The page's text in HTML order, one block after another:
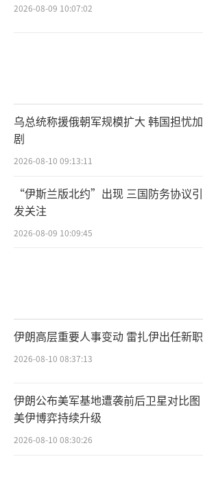
2026-08-09 10:07:02
乌总统称援俄朝军规模扩大 韩国担忧加
剧
2026-08-10 09:13:11
“伊斯兰版北约”出现 三国防务协议引
发关注
2026-08-09 10:09:45
伊朗高层重要人事变动 雷扎伊出任新职
2026-08-10 08:37:13
伊朗公布美军基地遭袭前后卫星对比图
美伊博弈持续升级
2026-08-10 08:30:26